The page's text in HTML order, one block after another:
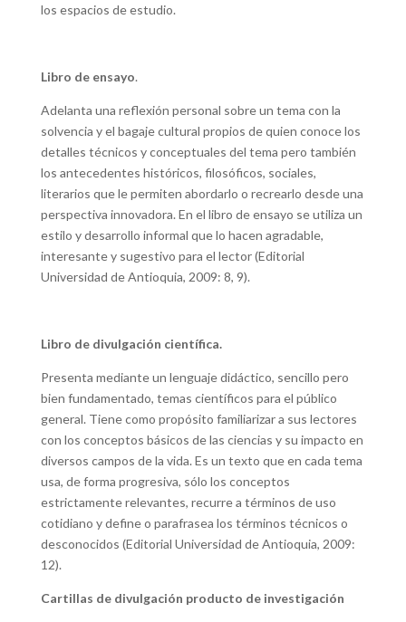
los espacios de estudio.
Libro de ensayo.
Adelanta una reflexión personal sobre un tema con la
solvencia y el bagaje cultural propios de quien conoce los
detalles técnicos y conceptuales del tema pero también
los antecedentes históricos, filosóficos, sociales,
literarios que le permiten abordarlo o recrearlo desde una
perspectiva innovadora. En el libro de ensayo se utiliza un
estilo y desarrollo informal que lo hacen agradable,
interesante y sugestivo para el lector (Editorial
Universidad de Antioquia, 2009: 8, 9).
Libro de divulgación científica.
Presenta mediante un lenguaje didáctico, sencillo pero
bien fundamentado, temas científicos para el público
general. Tiene como propósito familiarizar a sus lectores
con los conceptos básicos de las ciencias y su impacto en
diversos campos de la vida. Es un texto que en cada tema
usa, de forma progresiva, sólo los conceptos
estrictamente relevantes, recurre a términos de uso
cotidiano y define o parafrasea los términos técnicos o
desconocidos (Editorial Universidad de Antioquia, 2009:
12).
Cartillas de divulgación producto de investigación